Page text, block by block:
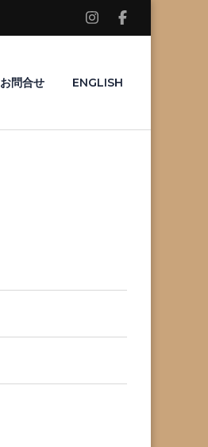
お問合せ ENGLISH